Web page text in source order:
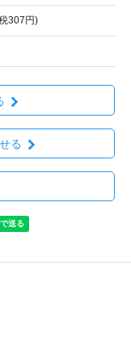
307円)
る